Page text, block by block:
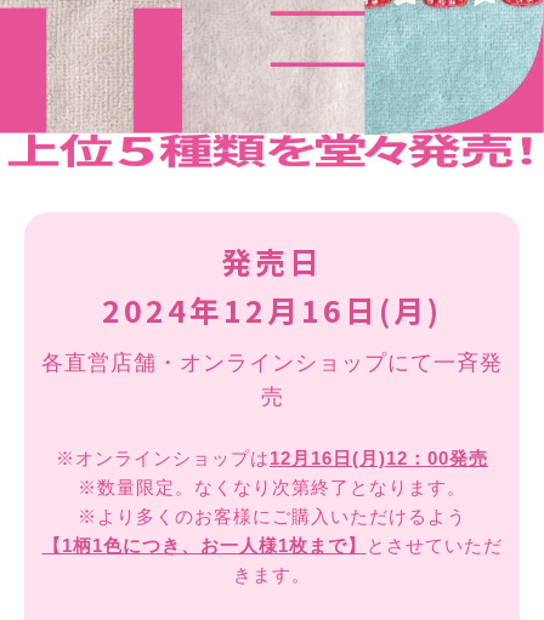
発売日
2024年12月16日(月)
各直営店舗・オンラインショップにて一斉発
売
※オンラインショップは12月16日(月)12：00発売
※数量限定。なくなり次第終了となります。
※より多くのお客様にご購入いただけるよう
【1柄1色につき、お一人様1枚まで】
とさせていただ
きます。